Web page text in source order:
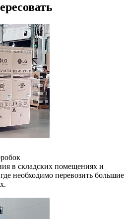
в складских помещениях и
необходимо перевозить большие